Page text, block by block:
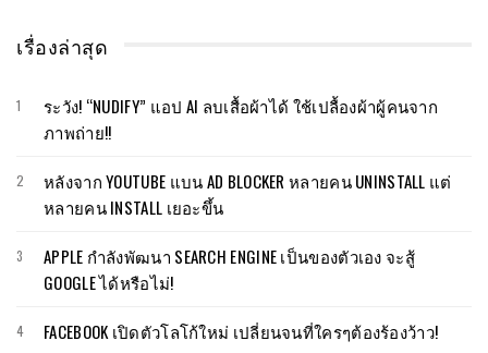
เรื่องล่าสุด
ระวัง! “NUDIFY” แอป AI ลบเสื้อผ้าได้ ใช้เปลื้องผ้าผู้คนจาก
ภาพถ่าย!!
หลังจาก YOUTUBE แบน AD BLOCKER หลายคน UNINSTALL แต่
หลายคน INSTALL เยอะขึ้น
APPLE กำลังพัฒนา SEARCH ENGINE เป็นของตัวเอง จะสู้
GOOGLE ได้หรือไม่!
FACEBOOK เปิดตัวโลโก้ใหม่ เปลี่ยนจนที่ใครๆต้องร้องว้าว!